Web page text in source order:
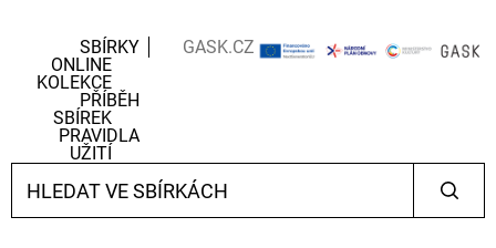
SBÍRKY
ONLINE
KOLEKCE
PŘÍBĚH
SBÍREK
PRAVIDLA
UŽITÍ
GASK.CZ